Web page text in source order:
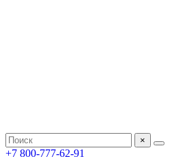
×
+7 800-777-62-91